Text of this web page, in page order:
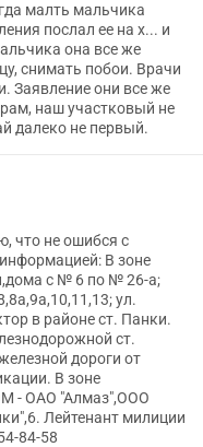
малть мальчика
послал ее на х... и
она все же
снимать побои. Врачи
Заявление они все же
наш участковый не
далеко не первый.
что не ошибся с
В зоне
с № 6 по № 26-а;
ул.
в районе ст. Панки.
ст.
дороги от
В зоне
- ОАО "Алмаз",ООО
Лейтенант милиции
84-58